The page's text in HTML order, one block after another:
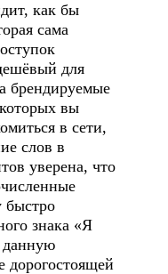
как бы
сама
для
брендируемые
вы
в сети,
слов в
уверена, что
быстро
знака «Я
данную
дорогостоящей